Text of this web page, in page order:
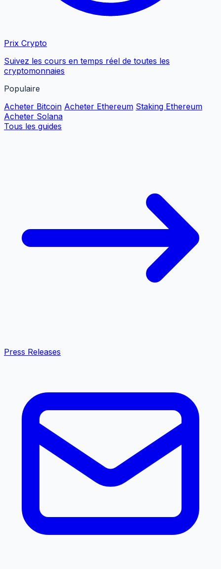
Prix Crypto
Suivez les cours en temps réel de toutes les
cryptomonnaies
Populaire
Acheter Bitcoin Acheter Ethereum Staking Ethereum
Acheter Solana
Tous les guides
Press Releases